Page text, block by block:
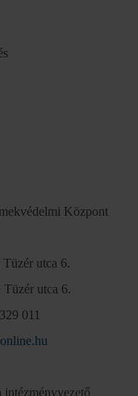
Központ
Tüzér utca 6.
Tüzér utca 6.
011
intézményvezető